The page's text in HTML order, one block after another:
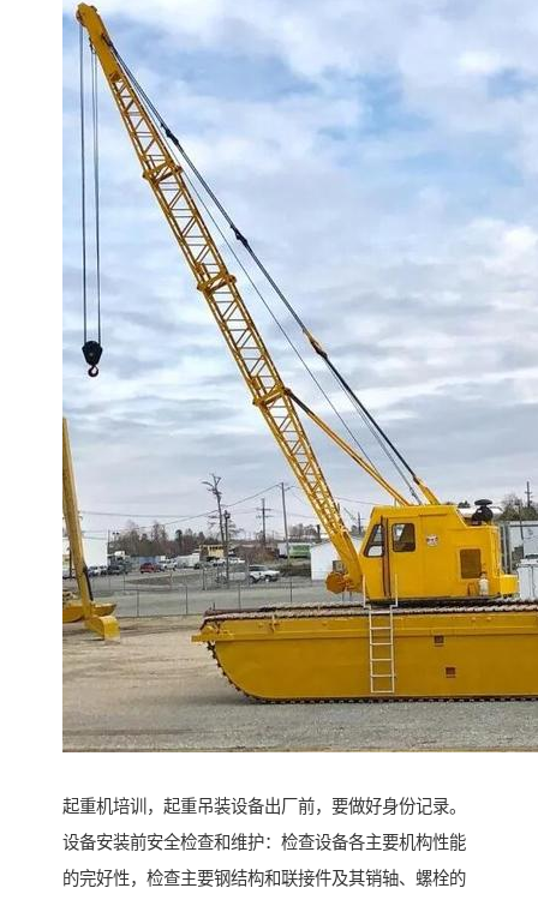
起重机培训，起重吊装设备出厂前，要做好身份记录。
设备安装前安全检查和维护：检查设备各主要机构性能
的完好性，检查主要钢结构和联接件及其销轴、螺栓的